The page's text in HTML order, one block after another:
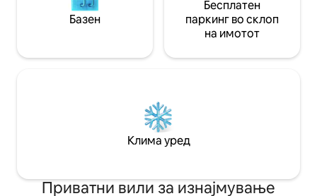
Базен
Бесплатен
паркинг во склоп
на имотот
Клима уред
Приватни вили за изнајмување